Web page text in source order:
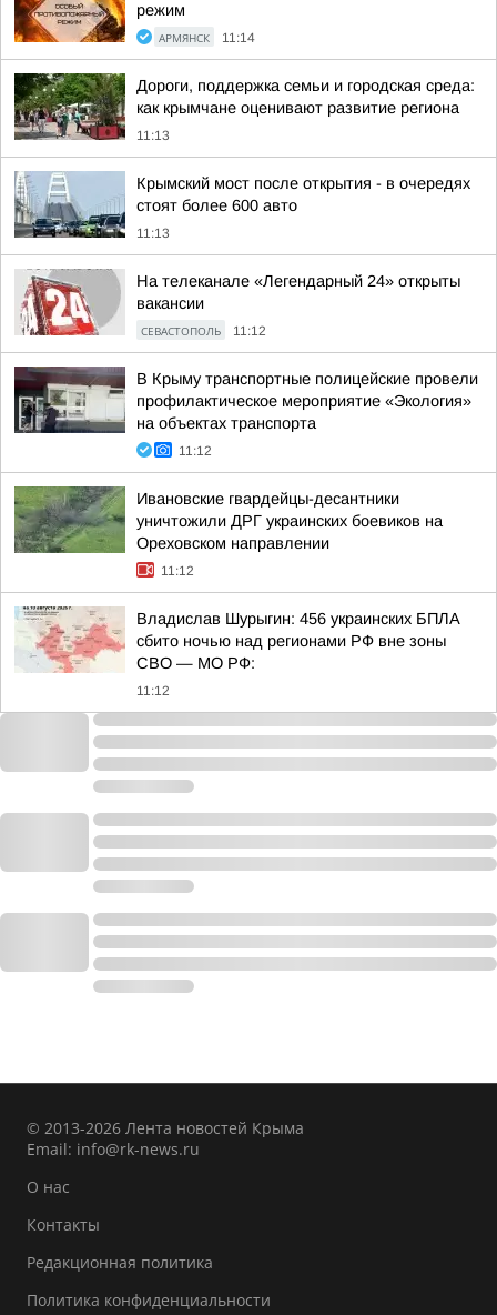
режим
АРМЯНСК 11:14
Дороги, поддержка семьи и городская среда:
как крымчане оценивают развитие региона
11:13
Крымский мост после открытия - в очередях
стоят более 600 авто
11:13
На телеканале «Легендарный 24» открыты
вакансии
СЕВАСТОПОЛЬ 11:12
В Крыму транспортные полицейские провели
профилактическое мероприятие «Экология»
на объектах транспорта
11:12
Ивановские гвардейцы-десантники
уничтожили ДРГ украинских боевиков на
Ореховском направлении
11:12
Владислав Шурыгин: 456 украинских БПЛА
сбито ночью над регионами РФ вне зоны
СВО — МО РФ:
11:12
© 2013-2026 Лента новостей Крыма
Email: info@rk-news.ru
О нас
Контакты
Редакционная политика
Политика конфиденциальности